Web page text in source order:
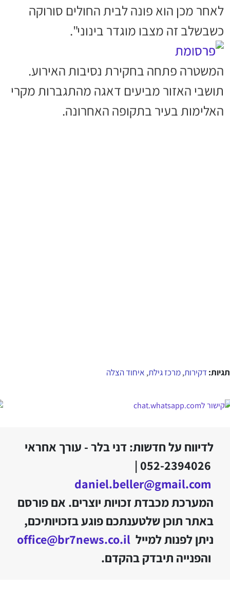
לאחר מכן הוא פונה לבית החולים סורוקה
כשבשלב זה מצבו מוגדר בינוני".
המשטרה פתחה בחקירת נסיבות האירוע.
תושבי האזור מביעים דאגה מהתגברות מקרי
האלימות בעיר בתקופה האחרונה.
תגיות: דקירות,מרכז גילת, איחוד הצלה
לדיווח על חדשות: דני בלר - עורך אחראי
052-2394026 |
daniel.beller@gmail.com
המערכת מכבדת זכויות יוצרים. אם פורסם
באתר תוכן שלטענתכם פוגע בזכויותיכם,
ניתן לפנות למייל office@br7news.co.il
והפנייה תיבדק בהקדם.